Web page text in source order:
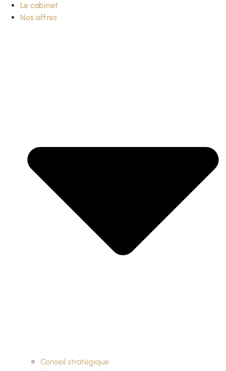
Le cabinet
Nos offres
Conseil stratégique